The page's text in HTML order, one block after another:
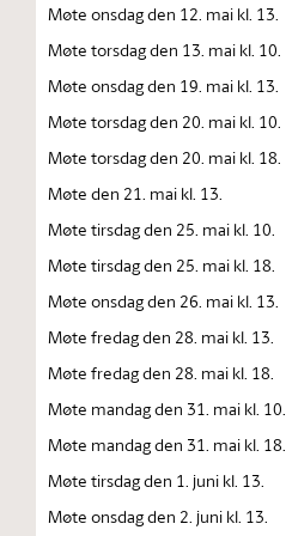
Møte onsdag den 12. mai kl. 13.
Møte torsdag den 13. mai kl. 10.
Møte onsdag den 19. mai kl. 13.
Møte torsdag den 20. mai kl. 10.
Møte torsdag den 20. mai kl. 18.
Møte den 21. mai kl. 13.
Møte tirsdag den 25. mai kl. 10.
Møte tirsdag den 25. mai kl. 18.
Møte onsdag den 26. mai kl. 13.
Møte fredag den 28. mai kl. 13.
Møte fredag den 28. mai kl. 18.
Møte mandag den 31. mai kl. 10.
Møte mandag den 31. mai kl. 18.
Møte tirsdag den 1. juni kl. 13.
Møte onsdag den 2. juni kl. 13.